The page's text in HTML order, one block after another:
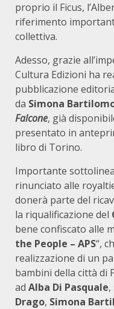
proprio il Ficus,
riferimento
collettiva.
Adesso, grazie
Cultura Edizioni ha
pubblicazione
da Simona
Falcone, già
presentato in
libro di Torino.
Importante
rinunciato alle
donerà parte del
la riqualificazione del
bene confiscato alle
the People – APS“,
realizzazione di un
bambini della città di
ad Alba Di Pasquale
Drago, Simona